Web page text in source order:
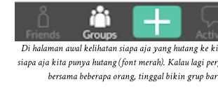
Di halaman awal kelihatan siapa aja yang hutang ke
siapa aja kita punya hutang (font merah). Kalau lagi
bersama beberapa orang, tinggal bikin grup